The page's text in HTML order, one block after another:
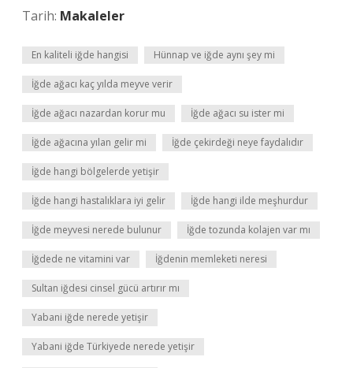
Tarih: Makaleler
En kaliteli iğde hangisi Hünnap ve iğde aynı şey mi
İğde ağacı kaç yılda meyve verir
İğde ağacı nazardan korur mu İğde ağacı su ister mi
İğde ağacına yılan gelir mi İğde çekirdeği neye faydalıdır
İğde hangi bölgelerde yetişir
İğde hangi hastalıklara iyi gelir İğde hangi ilde meşhurdur
İğde meyvesi nerede bulunur İğde tozunda kolajen var mı
İğdede ne vitamini var İğdenin memleketi neresi
Sultan iğdesi cinsel gücü artırır mı
Yabani iğde nerede yetişir
Yabani iğde Türkiyede nerede yetişir